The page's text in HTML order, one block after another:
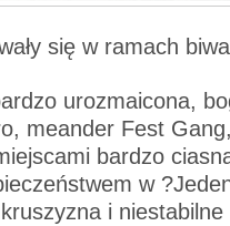
się w ramach
urozmaicona,
meander Fest
bardzo
w
i niestabilne